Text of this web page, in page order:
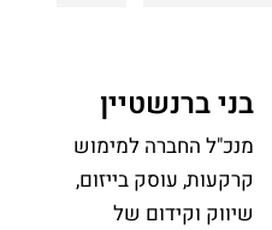
בני ברנשטיין
מנכ"ל החברה למימוש
קרקעות, עוסק בייזום,
שיווק וקידום של